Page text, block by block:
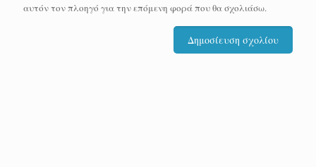
αυτόν τον πλοηγό για την επόμενη φορά που θα σχολιάσω.